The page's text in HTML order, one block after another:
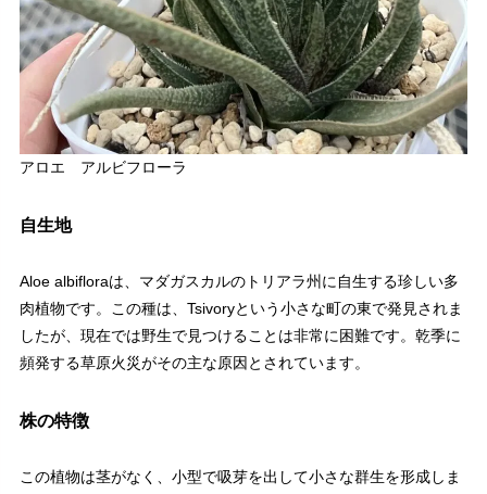
アロエ アルビフローラ
自生地
Aloe albifloraは、マダガスカルのトリアラ州に自生する珍しい多
肉植物です。この種は、Tsivoryという小さな町の東で発見されま
したが、現在では野生で見つけることは非常に困難です。乾季に
頻発する草原火災がその主な原因とされています。
株の特徴
この植物は茎がなく、小型で吸芽を出して小さな群生を形成しま